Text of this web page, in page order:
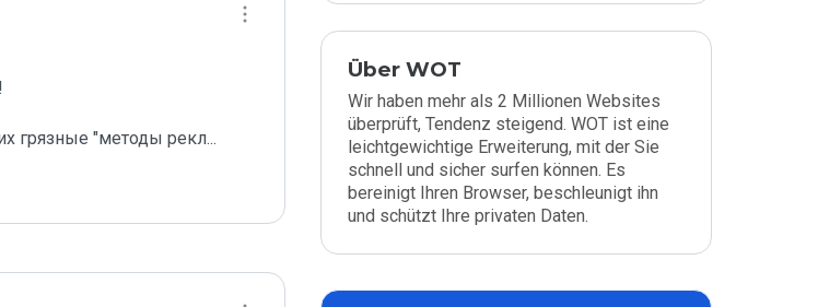
грязные "методы рекл...
Über WOT
Wir haben mehr als 2 Millionen Websites
überprüft, Tendenz steigend. WOT ist eine
leichtgewichtige Erweiterung, mit der Sie
schnell und sicher surfen können. Es
bereinigt Ihren Browser, beschleunigt ihn
und schützt Ihre privaten Daten.